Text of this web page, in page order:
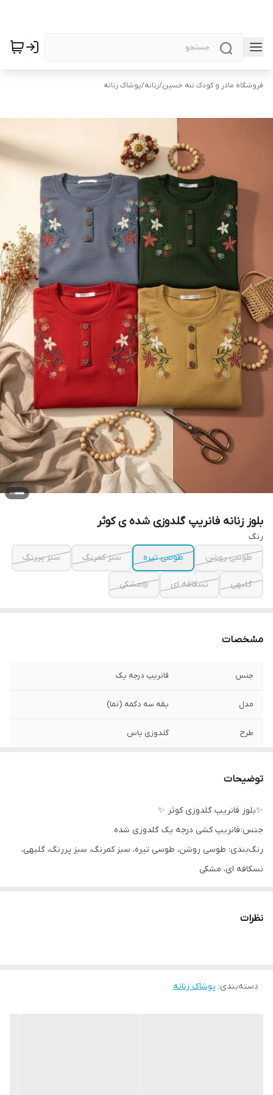
فروشگاه مادر و کودک ننه حسین/زنانه/پوشاک زنانه
بلوز زنانه فانریپ گلدوزی شده ی کوثر
رنگ
طوسی روشن
طوسی تیره سبز کمرنگ سبز پررنگ
گلبهی نسکافه ای مشکی
مشخصات
جنس فانریپ درجه یک
مدل یقه سه دکمه (نما)
طرح گلدوزی یاس
توضیحات
✨بلوز فانریپ گلدوزی کوثر ✨
جنس: فانریپ کشی درجه یک گلدوزی شده
رنگ‌بندی: طوسی روشن، طوسی تیره، سبز کمرنگ، سبز پررنگ، گلبهی،
نسکافه ای، مشکی
نظرات
دسته‌بندی: پوشاک زنانه